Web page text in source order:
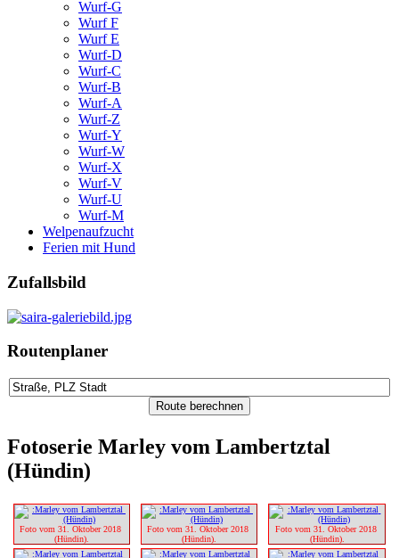
Wurf-G
Wurf F
Wurf E
Wurf-D
Wurf-C
Wurf-B
Wurf-A
Wurf-Z
Wurf-Y
Wurf-W
Wurf-X
Wurf-V
Wurf-U
Wurf-M
Welpenaufzucht
Ferien mit Hund
Zufallsbild
Routenplaner
Fotoserie Marley vom Lambertztal
(Hündin)
Foto vom 31. Oktober 2018
(Hündin).
Foto vom 31. Oktober 2018
(Hündin).
Foto vom 31. Oktober 2018
(Hündin).